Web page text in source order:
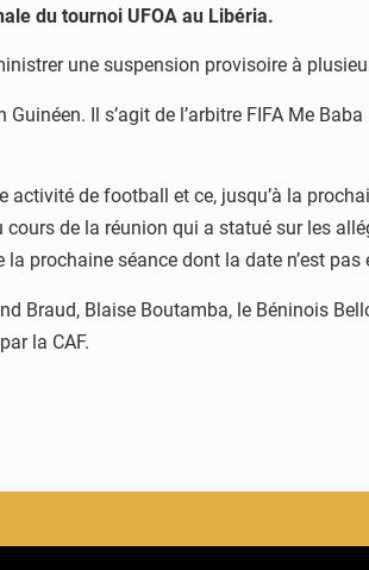
du tournoi UFOA au Libéria.
une suspension provisoire à
Il s’agit de l’arbitre FIFA Me
activité de football et ce, jusqu’à la
de la réunion qui a statué sur les
prochaine séance dont la date n’est
Braud, Blaise Boutamba, le Béninois
la CAF.